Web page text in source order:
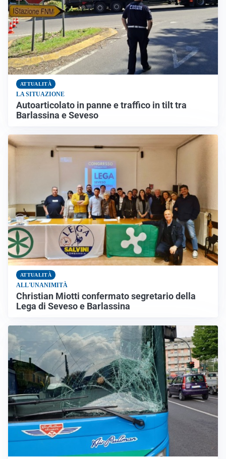
ATTUALITÀ
LA SITUAZIONE
Autoarticolato in panne e traffico in tilt tra
Barlassina e Seveso
ATTUALITÀ
ALL'UNANIMITÀ
Christian Miotti confermato segretario della
Lega di Seveso e Barlassina